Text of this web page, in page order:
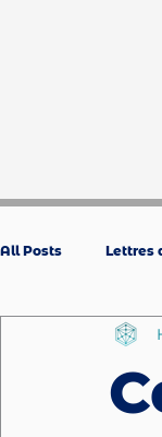
All Posts Lettres